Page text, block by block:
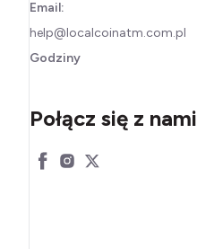
Email:
help@localcoinatm.com.pl
Godziny
Połącz się z nami